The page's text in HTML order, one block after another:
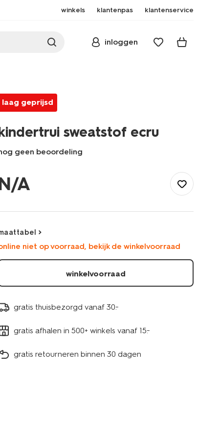
winkels klantenpas klantenservice
inloggen
laag geprijsd
sweatstof ecru
geen beoordeling
sweatstof-
ecru-
30837248ECRU.html
A
niet op voorraad, bekijk de winkelvoorraad
winkelvoorraad
gratis thuisbezorgd vanaf 30.-
gratis afhalen in 500+ winkels vanaf 15.-
gratis retourneren binnen 30 dagen